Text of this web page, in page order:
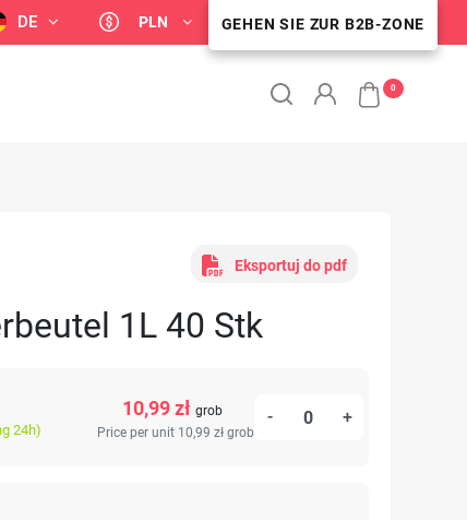
DE PLN B2B-KUNDENZONE
GEHEN SIE ZUR B2B-ZONE
0
Eksportuj do pdf
1L 40 Stk
24h)
10,99 złgrob
Price per unit 10,99 zł grob
- +